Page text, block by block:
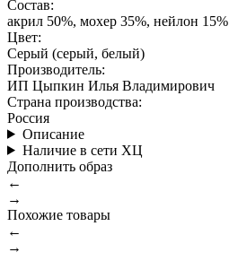
Состав:
акрил 50%, мохер 35%, нейлон 15%
Цвет:
Серый (серый, белый)
Производитель:
ИП Цыпкин Илья Владимирович
Страна производства:
Россия
Описание
Наличие в сети ХЦ
Дополнить образ
←
→
Похожие товары
←
→